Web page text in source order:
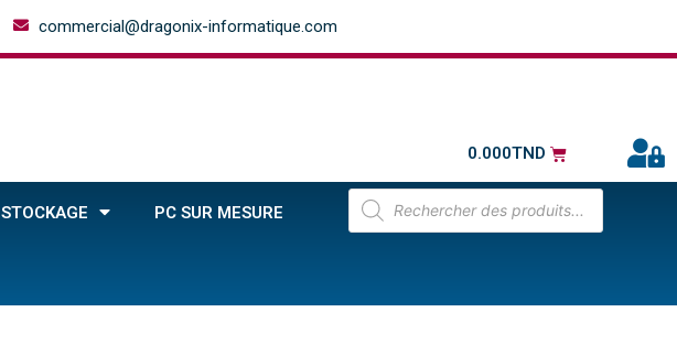
commercial@dragonix-informatique.com
0.000TND
STOCKAGE PC SUR MESURE